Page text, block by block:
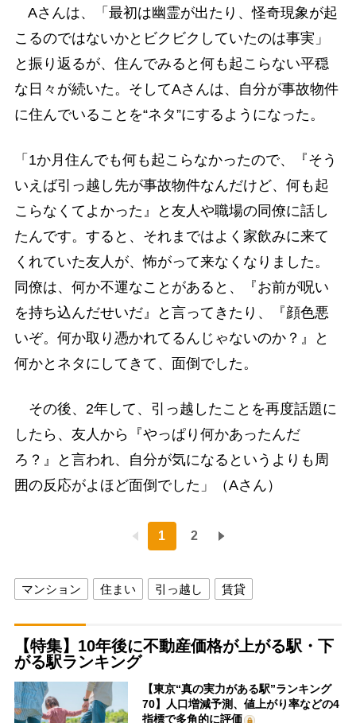
Aさんは、「最初は幽霊が出たり、怪奇現象が起
こるのではないかとビクビクしていたのは事実」
と振り返るが、住んでみると何も起こらない平穏
な日々が続いた。そしてAさんは、自分が事故物件
に住んでいることを“ネタ”にするようになった。
「1か月住んでも何も起こらなかったので、『そう
いえば引っ越し先が事故物件なんだけど、何も起
こらなくてよかった』と友人や職場の同僚に話し
たんです。すると、それまではよく家飲みに来て
くれていた友人が、怖がって来なくなりました。
同僚は、何か不運なことがあると、『お前が呪い
を持ち込んだせいだ』と言ってきたり、『顔色悪
いぞ。何か取り憑かれてるんじゃないのか？』と
何かとネタにしてきて、面倒でした。
その後、2年して、引っ越したことを再度話題に
したら、友人から『やっぱり何かあったんだ
ろ？』と言われ、自分が気になるというよりも周
囲の反応がよほど面倒でした」（Aさん）
1 2
マンション 住まい 引っ越し 賃貸
【特集】10年後に不動産価格が上がる駅・下
がる駅ランキング
【東京“真の実力がある駅”ランキング
70】人口増減予測、値上がり率などの4
指標で多角的に評価